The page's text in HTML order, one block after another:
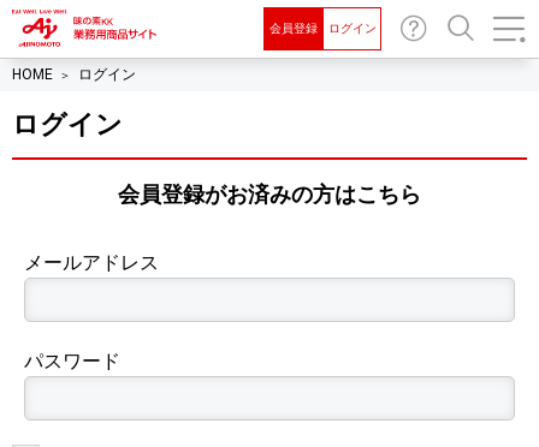
会員登録 ログイン
HOME ログイン
ログイン
会員登録がお済みの⽅はこちら
メールアドレス
パスワード